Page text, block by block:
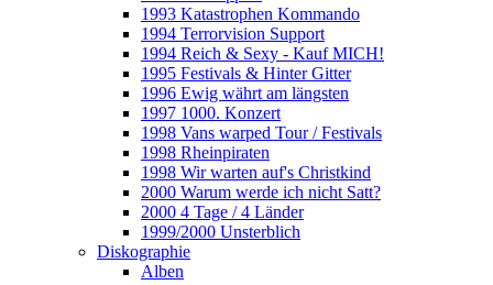
1993 Katastrophen Kommando
1994 Terrorvision Support
1994 Reich & Sexy - Kauf MICH!
1995 Festivals & Hinter Gitter
1996 Ewig währt am längsten
1997 1000. Konzert
1998 Vans warped Tour / Festivals
1998 Rheinpiraten
1998 Wir warten auf's Christkind
2000 Warum werde ich nicht Satt?
2000 4 Tage / 4 Länder
1999/2000 Unsterblich
Diskographie
Alben